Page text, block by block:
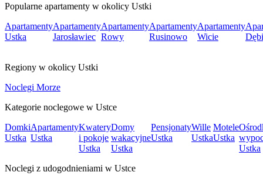
Popularne apartamenty w okolicy Ustki
Apartamenty
Ustka
Apartamenty
Jarosławiec
Apartamenty
Rowy
Apartamenty
Rusinowo
Apartamenty
Wicie
Regiony w okolicy Ustki
Noclegi Morze
Kategorie noclegowe w Ustce
Domki
Ustka
Apartamenty
Ustka
Kwatery
i pokoje
Ustka
Domy
wakacyjne
Ustka
Pensjonaty
Ustka
Wille
Ustka
Motele
Ustka
Ustka
Noclegi z udogodnieniami w Ustce